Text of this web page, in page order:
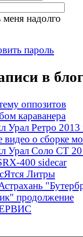
надолго
пароль
в
оппозитов
караванера
Урал Ретро 2013
видео о сборке
Урал Соло СТ
400 sidecar
Литры
продолжение